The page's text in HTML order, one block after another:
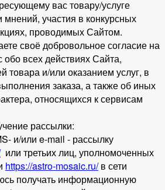
вас товару/услуге
мнений, участия в конкурсных
проводимых Сайтом.
своё добровольное согласие на
всех действиях Сайта,
товара и/или оказанием услуг, в
заказа, а также об иных
относящихся к сервисам
рассылки:
и/или e-mail - рассылку
или третьих лиц, уполномоченных
https://astro-mosaic.ru/в сети
получать информационную